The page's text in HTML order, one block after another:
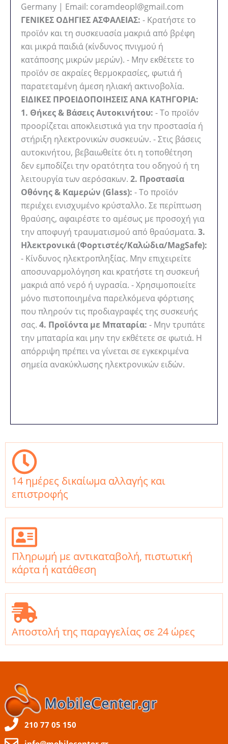
Germany | Email: coramdeopl@gmail.com
ΓΕΝΙΚΕΣ ΟΔΗΓΙΕΣ ΑΣΦΑΛΕΙΑΣ: - Κρατήστε το
προϊόν και τη συσκευασία μακριά από βρέφη
και μικρά παιδιά (κίνδυνος πνιγμού ή
κατάποσης μικρών μερών). - Μην εκθέτετε το
προϊόν σε ακραίες θερμοκρασίες, φωτιά ή
παρατεταμένη άμεση ηλιακή ακτινοβολία.
ΕΙΔΙΚΕΣ ΠΡΟΕΙΔΟΠΟΙΗΣΕΙΣ ΑΝΑ ΚΑΤΗΓΟΡΙΑ:
1. Θήκες & Βάσεις Αυτοκινήτου: - Το προϊόν
προορίζεται αποκλειστικά για την προστασία ή
στήριξη ηλεκτρονικών συσκευών. - Στις βάσεις
αυτοκινήτου, βεβαιωθείτε ότι η τοποθέτηση
δεν εμποδίζει την ορατότητα του οδηγού ή τη
λειτουργία των αερόσακων. 2. Προστασία
Οθόνης & Καμερών (Glass): - Το προϊόν
περιέχει ενισχυμένο κρύσταλλο. Σε περίπτωση
θραύσης, αφαιρέστε το αμέσως με προσοχή για
την αποφυγή τραυματισμού από θραύσματα. 3.
Ηλεκτρονικά (Φορτιστές/Καλώδια/MagSafe):
- Κίνδυνος ηλεκτροπληξίας. Μην επιχειρείτε
αποσυναρμολόγηση και κρατήστε τη συσκευή
μακριά από νερό ή υγρασία. - Χρησιμοποιείτε
μόνο πιστοποιημένα παρελκόμενα φόρτισης
που πληρούν τις προδιαγραφές της συσκευής
σας. 4. Προϊόντα με Μπαταρία: - Μην τρυπάτε
την μπαταρία και μην την εκθέτετε σε φωτιά. Η
απόρριψη πρέπει να γίνεται σε εγκεκριμένα
σημεία ανακύκλωσης ηλεκτρονικών ειδών.
14 ημέρες δικαίωμα αλλαγής και
επιστροφής
Πληρωμή με αντικαταβολή, πιστωτική
κάρτα ή κατάθεση
Αποστολή της παραγγελίας σε 24 ώρες
210 77 05 150